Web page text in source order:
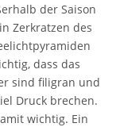
der Saison
Zerkratzen des
dass das
sind filigran und
Druck brechen.
wichtig. Ein